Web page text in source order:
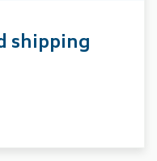
shipping